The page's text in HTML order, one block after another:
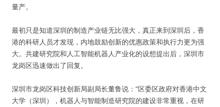
量产。
最初只是知道深圳的制造产业链无比强大，真正来到深圳后，香
港的科研人员才发现，内地鼓励创新的优惠政策和执行力更为强
大。共建研究院和人工智能机器人产业化的设想提出后，深圳市
龙岗区迅速做出了回复。
深圳市龙岗区科技创新局副局长董鲁说：“区委区政府对香港中文
大学（深圳），机器人与智能制造研究院的建设非常重视，在研